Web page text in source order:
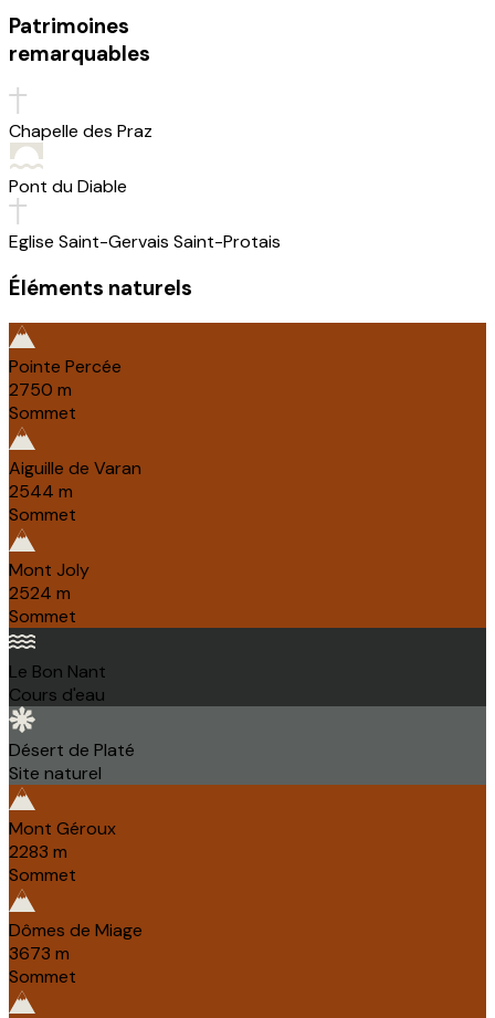
Patrimoines
remarquables
Chapelle des Praz
Pont du Diable
Eglise Saint-Gervais Saint-Protais
Éléments naturels
Pointe Percée
2750 m
Sommet
Aiguille de Varan
2544 m
Sommet
Mont Joly
2524 m
Sommet
Le Bon Nant
Cours d'eau
Désert de Platé
Site naturel
Mont Géroux
2283 m
Sommet
Dômes de Miage
3673 m
Sommet